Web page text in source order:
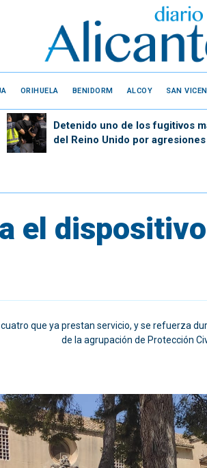
ORIHUELA BENIDORM ALCOY SAN
Detenido uno de los fugitivos
del Reino Unido por
el
que ya prestan servicio, y se refuerza
de la agrupación de Protección